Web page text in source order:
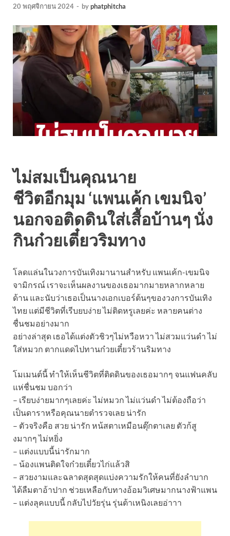
20 พฤศจิกายน 2024 - byphatphitcha
ไม่สมเป็นคุณนาย
ชีวิตอีกมุม ‘แพนเค้ก เขมนิจ’
นอกจอติดดินใส่เสื้อบ้านๆ นั่ง
กินก๋วยเตี๋ยวริมทาง ‎
โลดแล่นในวงการบันเทิงมานานสำหรับ แพนเค้ก-เขมนิจ
จามิกรณ์ เราจะเห็นผลงานของเธอมากมายหลากหลาย
ด้าน และนับว่าเธอเป็นนางเอกเบอร์ต้นๆของวงการบันเทิง
ไทย แต่มีชีวิตที่เรีบยบง่าย ไม่ติดหรูเลยค่ะ หลายคนต่าง
ชื่นชมอย่างมาก
อย่างล่าสุด เธอได้แต่งตัวชิวๆไม่หวือหวา ไม่สวมแว่นดำ ไม่
ใส่หมวก ตากแดดไปทานก๋วยเตี๋ยวร้านริมทาง
โมเมนต์นี้ ทำให้เห็นชีวิตที่ติดดินของเธอมากๆ จนแฟนคลับ
แห่ชื่นชม บอกว่า
– เรียบง่ายมากๆเลยค่ะ ไม่หมวก ไม่แว่นดำ ไม่ต้องถือว่า
เป็นดาราหรือคุณนายตำรวจเลย น่ารัก
– ตัวจริงคือ สวย น่ารัก หน้สตาเหมือนตุ๊กตาเลย ตัวก้สู
งมากๆ ไม่หยิ่ง
– แต่งแบบนี้น่ารักมาก
– น้องแพนติดใจก๋วยเตี๋ยวไก่แล้วสิ
– สวยงามและฉลาดสุดสุดแบ่งความรักให้คนที่ยังลำบาก
ได้ลืมตาอ้าปาก ช่วยเหลือกับทางอ้อมวิเศษมากนางฟ้าแพน
– แต่งลุคแบบนี้ กลับไปวัยรุ่น รุ่นต้าเหนิงเลยอ่าาา